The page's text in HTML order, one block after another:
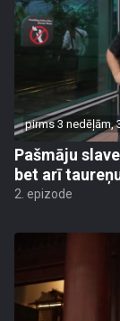
pirms 3 nedēļām,
Pašmāju
bet arī
2. epizode